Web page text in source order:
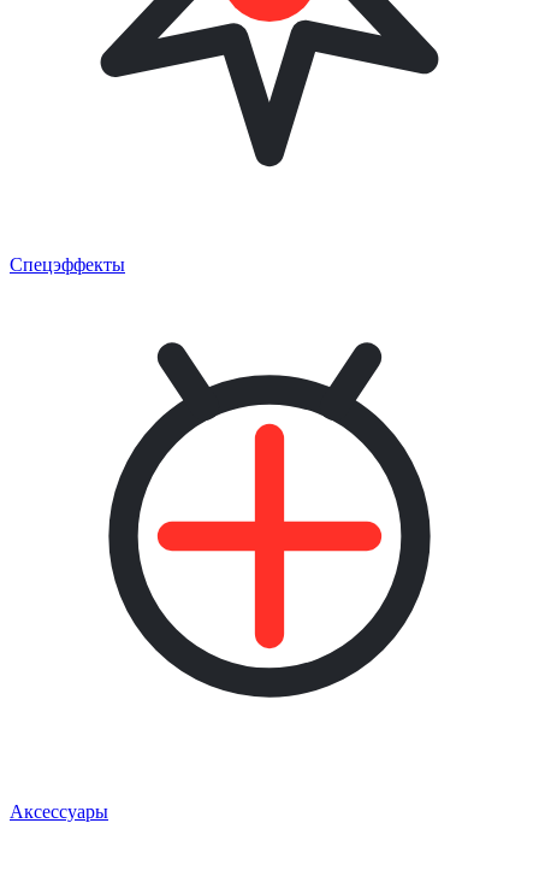
Спецэффекты
Аксессуары